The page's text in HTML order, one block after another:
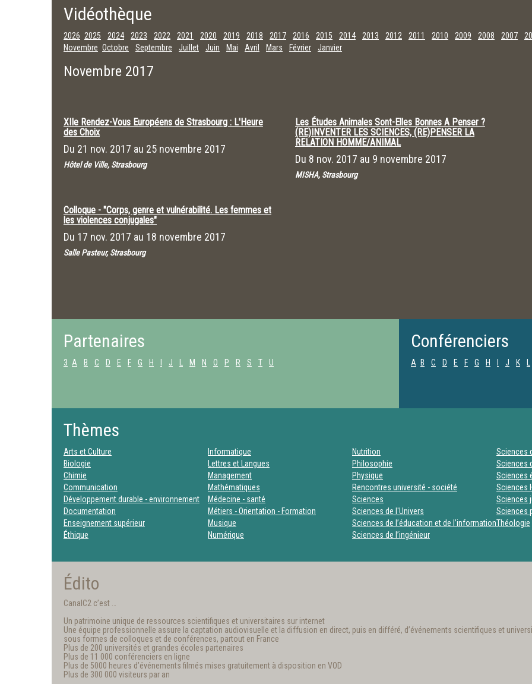
Vidéothèque
2026 2025 2024 2023 2022 2021 2020 2019 2018 2017 2016 2015 2014 2013 2012 2011 2010 2009 2008 2007
Novembre Octobre Septembre Juillet Juin Mai Avril Mars Février Janvier
Novembre 2017
XIIe Rendez-Vous Européens de Strasbourg : L'Heure
des Choix
Du 21 nov. 2017 au 25 novembre 2017
Hôtel de Ville, Strasbourg
Colloque - "Corps, genre et vulnérabilité. Les femmes et
les violences conjugales"
Du 17 nov. 2017 au 18 novembre 2017
Salle Pasteur, Strasbourg
Les Études Animales Sont-Elles Bonnes A Penser ?
(RE)INVENTER LES SCIENCES, (RE)PENSER LA
RELATION HOMME/ANIMAL
Du 8 nov. 2017 au 9 novembre 2017
MISHA, Strasbourg
Partenaires
3 A B C D E F G H J M N O P R S T U
Conférenciers
A B C D E F G H J K
Thèmes
Arts et Culture
Biologie
Chimie
Communication
Développement durable - environnement
Documentation
Enseignement supérieur
Éthique
Informatique
Lettres et Langues
Management
Mathématiques
Médecine - santé
Métiers - Orientation - Formation
Musique
Numérique
Nutrition
Philosophie
Physique
Rencontres université - société
Sciences
Sciences de l'Univers
Sciences de l’éducation et de l’information
Sciences de l’ingénieur
Sciences
Sciences
Sciences
Sciences
Sciences
Sciences
Théologie
Édito
CanalC2 c’est …
Un patrimoine unique de ressources scientifiques et universitaires sur internet
Une équipe professionnelle assure la captation audiovisuelle et la diffusion en direct, puis en différé, d’événements scientifiques et
sous formes de colloques et de conférences, partout en France
Plus de 200 universités et grandes écoles partenaires
Plus de 11 000 conférenciers en ligne
Plus de 5000 heures d’événements filmés mises gratuitement à disposition en VOD
Plus de 300 000 visiteurs par an